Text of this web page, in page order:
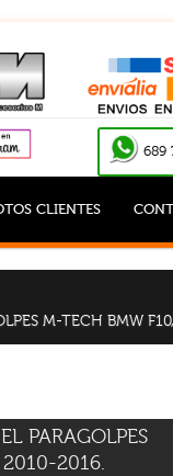
689
CLIENTES
M-TECH BMW
PARAGOLPES
2010-2016.